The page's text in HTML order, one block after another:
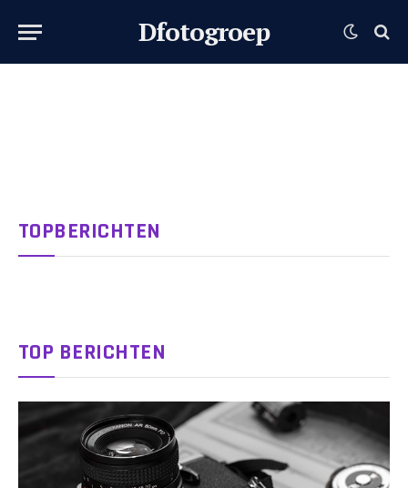
Dfotogroep
TOPBERICHTEN
TOP BERICHTEN